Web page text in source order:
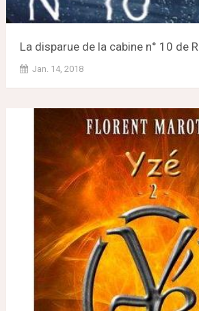
La disparue de la cabine n° 10 de
Jan. 14, 2018